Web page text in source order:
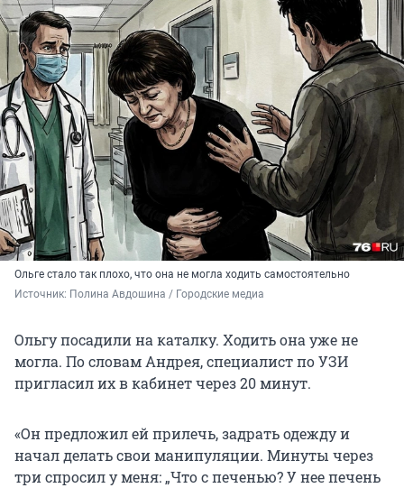
Ольге стало так плохо, что она не могла ходить самостоятельно
Источник: Полина Авдошина / Городские медиа
Ольгу посадили на каталку. Ходить она уже не
могла. По словам Андрея, специалист по УЗИ
пригласил их в кабинет через 20 минут.
«Он предложил ей прилечь, задрать одежду и
начал делать свои манипуляции. Минуты через
три спросил у меня: „Что с печенью? У нее печень